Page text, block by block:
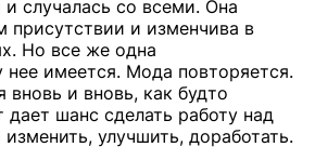
случалась со всеми. Она
присутствии и изменчива в
Но все же одна
нее имеется. Мода повторяется.
вновь и вновь, как будто
дает шанс сделать работу над
улучшить, доработать.